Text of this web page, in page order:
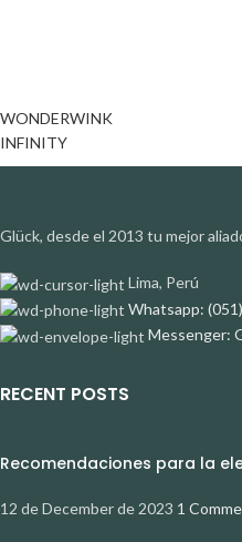
WONDERWINK
INFINITY
Glück, desde el 2013 tu mejor
Lima, Perú
Whatsapp:
Messenger:
RECENT POSTS
Recomendaciones para la
12 de December de 2023 1